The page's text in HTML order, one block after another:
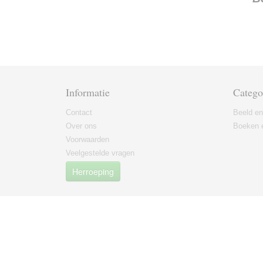
Informatie
Contact
Over ons
Voorwaarden
Veelgestelde vragen
Herroeping
Beeld
Boeken